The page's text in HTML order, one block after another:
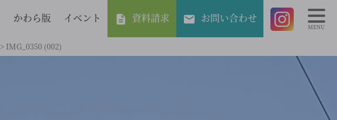
かわら版 イベント 資料請求 お問い合わせ
> IMG_0350 (002)
MENU